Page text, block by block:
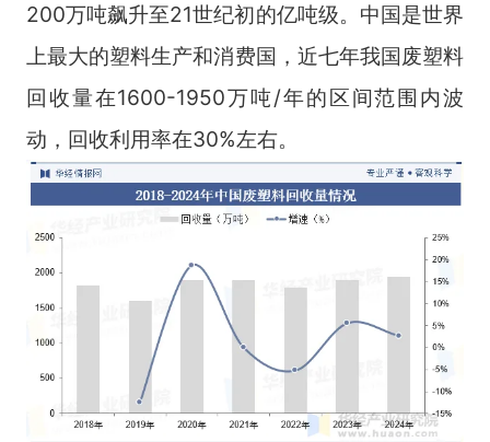
200万吨飙升至21世纪初的亿吨级。中国是世界
上最大的塑料生产和消费国，近七年我国废塑料
回收量在1600-1950万吨/年的区间范围内波
动，回收利用率在30%左右。